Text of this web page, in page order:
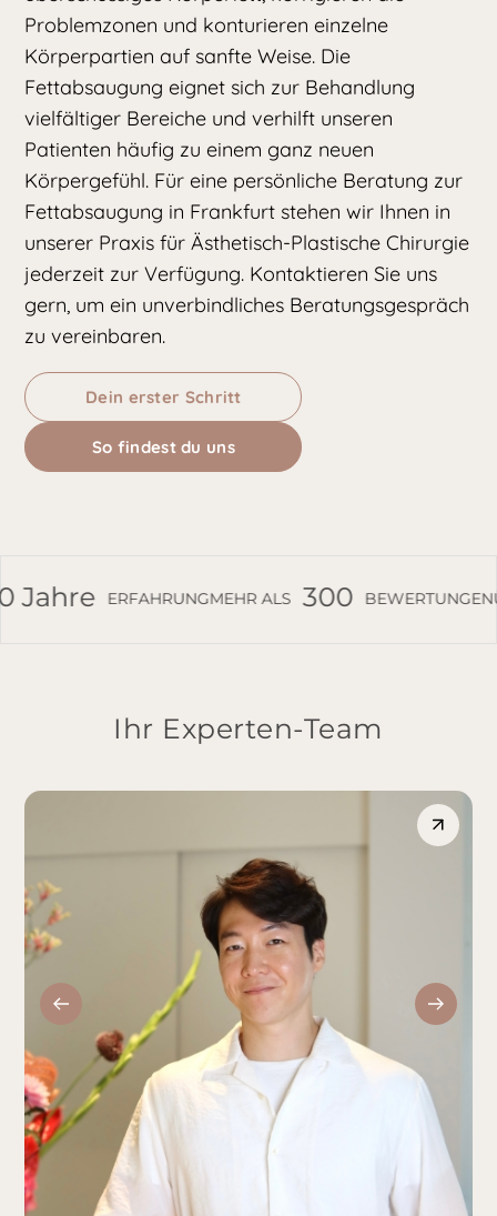
Problemzonen und konturieren einzelne
Körperpartien auf sanfte Weise. Die
Fettabsaugung eignet sich zur Behandlung
vielfältiger Bereiche und verhilft unseren
Patienten häufig zu einem ganz neuen
Körpergefühl. Für eine persönliche Beratung zur
Fettabsaugung in Frankfurt stehen wir Ihnen in
unserer Praxis für Ästhetisch-Plastische Chirurgie
jederzeit zur Verfügung. Kontaktieren Sie uns
gern, um ein unverbindliches Beratungsgespräch
zu vereinbaren.
Dein erster Schritt
So findest du uns
ERFAHRUNGMEHR ALS 300 BEWERTUNGEN
Ihr Experten-Team